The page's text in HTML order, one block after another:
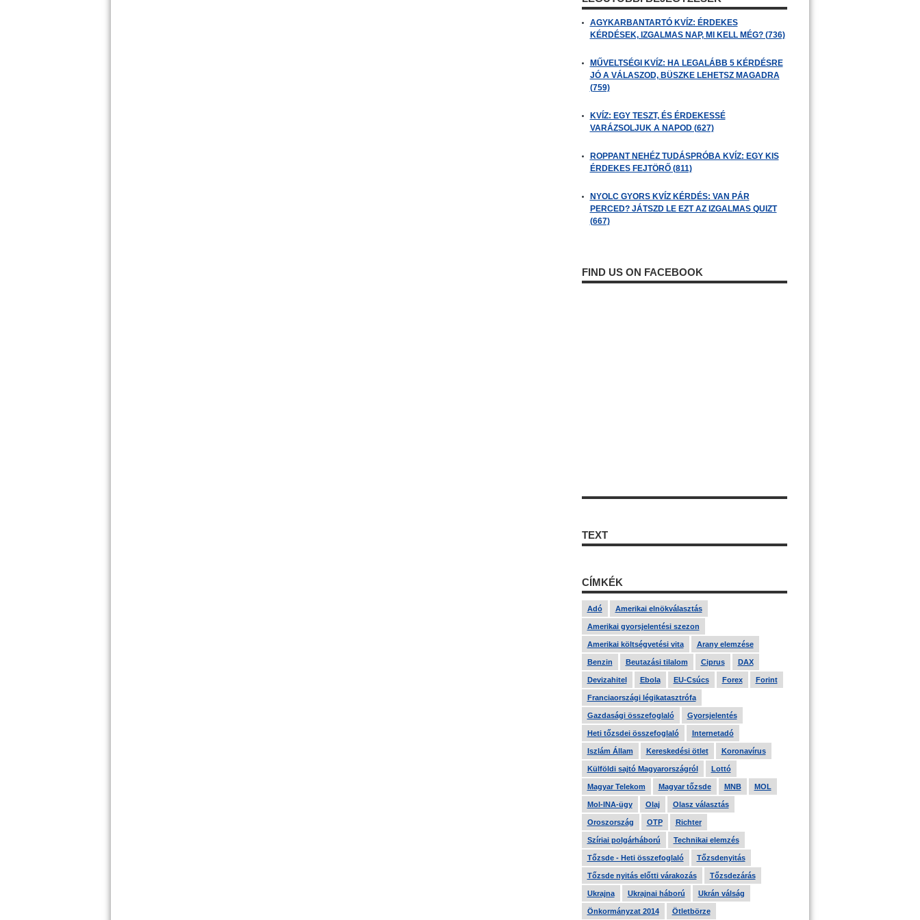
AGYKARBANTARTÓ KVÍZ: ÉRDEKES
KÉRDÉSEK, IZGALMAS NAP, MI KELL MÉG? (736)
MŰVELTSÉGI KVÍZ: HA LEGALÁBB 5 KÉRDÉSRE
JÓ A VÁLASZOD, BÜSZKE LEHETSZ MAGADRA
(759)
KVÍZ: EGY TESZT, ÉS ÉRDEKESSÉ
VARÁZSOLJUK A NAPOD (627)
ROPPANT NEHÉZ TUDÁSPRÓBA KVÍZ: EGY KIS
ÉRDEKES FEJTÖRŐ (811)
NYOLC GYORS KVÍZ KÉRDÉS: VAN PÁR
PERCED? JÁTSZD LE EZT AZ IZGALMAS QUIZT
(667)
FIND US ON FACEBOOK
TEXT
CÍMKÉK
Adó Amerikai elnökválasztás
Amerikai gyorsjelentési szezon
Amerikai költségvetési vita Arany elemzése
Benzin Beutazási tilalom Ciprus DAX
Devizahitel Ebola EU-Csúcs Forex Forint
Franciaországi légikatasztrófa
Gazdasági összefoglaló Gyorsjelentés
Heti tőzsdei összefoglaló Internetadó
Iszlám Állam Kereskedési ötlet Koronavírus
Külföldi sajtó Magyarországról Lottó
Magyar Telekom Magyar tőzsde MNB MOL
Mol-INA-ügy Olaj Olasz választás
Oroszország OTP Richter
Szíriai polgárháború Technikai elemzés
Tőzsde - Heti összefoglaló Tőzsdenyitás
Tőzsde nyitás előtti várakozás Tőzsdezárás
Ukrajna Ukrajnai háború Ukrán válság
Önkormányzat 2014 Ötletbörze